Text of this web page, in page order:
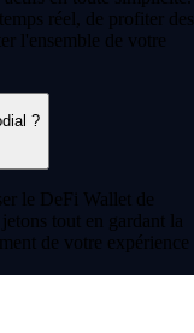
réel, de profiter des
l'ensemble de votre
?
le DeFi Wallet de
tout en gardant la
de votre expérience